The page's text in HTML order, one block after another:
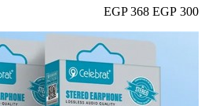
300 EGP
368 EGP